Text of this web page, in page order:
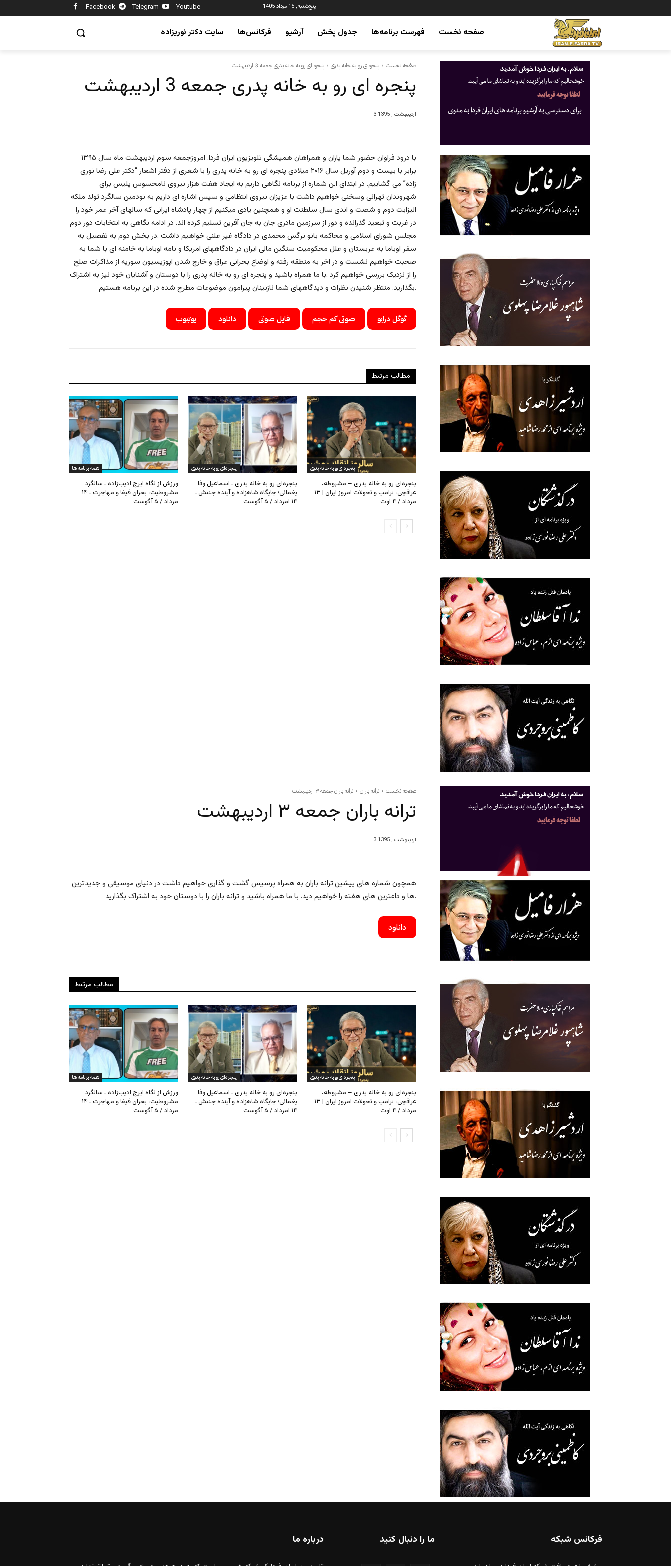
Facebook Telegram Youtube پنج‌شنبه, 15 مرداد 1405
صفحه نخست فهرست برنامه‌ها جدول پخش آرشیو فرکانس‌ها سایت دکتر نوریزاده
صفحه نخست پنجره‌ای رو به خانه پدری پنجره ای رو به خانه پدری جمعه 3 اردیبهشت
پنجره ای رو به خانه پدری جمعه 3 اردیبهشت
3 اردیبهشت , 1395
با درود فراوان حضور شما یاران و همراهان همیشگی تلویزیون ایران فردا. امروزجمعه سوم اردیبهشت ماه سال ۱۳۹۵
برابر با بیست و دوم آوریل سال ۲۰۱۶ میلادی پنجره ای رو به خانه پدری را با شعری از دفتر اشعار “دکتر علی رضا نوری
زاده” می گشاییم. در ابتدای این شماره از برنامه نگاهی داریم به ایجاد هفت هزار نیروی نامحسوس پلیس برای
شهروندان تهرانی وسخنی خواهیم داشت با عزیزان نیروی انتظامی و سپس اشاره ای داریم به نودمین سالگرد تولد ملکه
الیزابت دوم و شصت و اندی سال سلطنت او و همچنین یادی میکنیم از چهار پادشاه ایرانی که سالهای آخر عمر خود را
در غربت و تبعید گذرانده و دور از سرزمین مادری جان به جان آفرین تسلیم کرده اند. در ادامه نگاهی به انتخابات دور دوم
مجلس شورای اسلامی و محاکمه بانو نرگس محمدی در دادگاه غیر علنی خواهیم داشت .در بخش دوم به تفصیل به
سفر اوباما به عربستان و علل محکومیت سنگین مالی ایران در دادگاههای امریکا و نامه اوباما به خامنه ای با شما به
صحبت خواهیم نشست و در اخر به منطقه رفته و اوضاع بحرانی عراق و خارج شدن اپوزیسیون سوریه از مذاکرات صلح
را از نزدیک بررسی خواهیم کرد .با ما همراه باشید و پنجره ای رو به خانه پدری را با دوستان و آشنایان خود نیز به اشتراک
بگذارید. منتظر شنیدن نظرات و دیدگاههای شما نازنینان پیرامون موضوعات مطرح شده در این برنامه هستیم.
یوتیوب دانلود فایل صوتی صوتی کم حجم گوگل درایو
مطالب مرتبط
همه برنامه ها
ورزش از نگاه ایرج ادیب‌زاده ـ سالگرد
مشروطیت، بحران فیفا و مهاجرت ـ ۱۴
مرداد / ۵ آگوست
پنجره‌ای رو به خانه پدری
پنجره‌ای رو به خانه پدری ـ اسماعیل وفا
یغمائی؛ جایگاه شاهزاده و آینده جنبش ـ
۱۴ امرداد / ۵ آگوست
پنجره‌ای رو به خانه پدری
پنجره‌ای رو به خانه پدری – مشروطه،
عراقچی، ترامپ و تحولات امروز ایران | ۱۳
مرداد / ۴ اوت
فرکانس شبکه ما را دنبال کنید درباره ما